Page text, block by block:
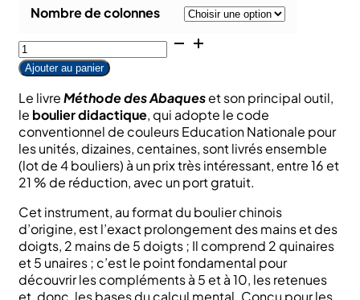
prix :
50,00 €
Nombre de colonnes
quantité
de
Méthode
des
Abaques
:
livre
+
lot
4
bouliers
didactiques
7c
ou
13
Ajouter au panier
Le livreMéthode des Abaqueset son principal outil,
le boulier didactique, qui adopte le code
conventionnel de couleurs Education Nationale pour
les unités, dizaines, centaines, sont livrés ensemble
(lot de 4 bouliers) à un prix très intéressant, entre 16 et
21 % de réduction, avec un port gratuit.
Cet instrument, au format du boulier chinois
d’origine, est l’exact prolongement des mains et des
doigts, 2 mains de 5 doigts ; Il comprend 2 quinaires
et 5 unaires ; c’est le point fondamental pour
découvrir les compléments à 5 et à 10, les retenues
et, donc, les bases du calcul mental. Conçu pour les